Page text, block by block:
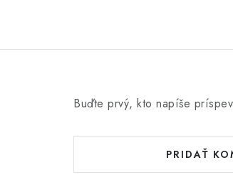
Buďte prvý, kto napíše
PRIDAŤ